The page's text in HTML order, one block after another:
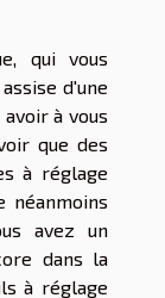
qui vous
d'une
à vous
que des
à réglage
néanmoins
avez un
dans la
à réglage